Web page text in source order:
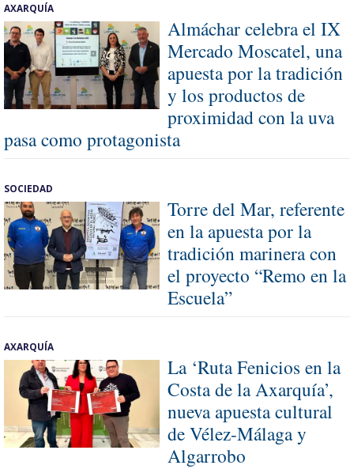
AXARQUÍA
Almáchar celebra el IX
Mercado Moscatel, una
apuesta por la tradición
y los productos de
proximidad con la uva
pasa como protagonista
SOCIEDAD
Torre del Mar, referente
en la apuesta por la
tradición marinera con
el proyecto “Remo en la
Escuela”
AXARQUÍA
La ‘Ruta Fenicios en la
Costa de la Axarquía’,
nueva apuesta cultural
de Vélez-Málaga y
Algarrobo